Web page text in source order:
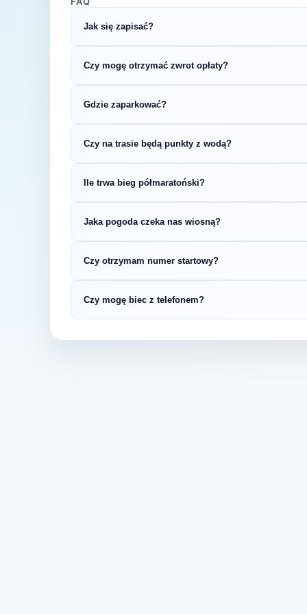
Jak się zapisać?
rejestracyjnym.
Czy mogę otrzymać zwrot opłaty?
Gdzie zaparkować?
organizatora.
Czy na trasie będą punkty z wodą?
w regulaminie zawodów.
Ile trwa bieg półmaratoński?
2:30, a dla bardziej doświadczonych biegaczy
Jaka pogoda czeka nas wiosną?
wybierz strój warstwowy.
Czy otrzymam numer startowy?
zgodnie z instrukcją organizatora.
Czy mogę biec z telefonem?
odzieży sportowej.